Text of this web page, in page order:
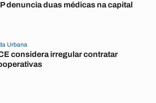
denuncia duas médicas na capital
Urbana
considera irregular contratar